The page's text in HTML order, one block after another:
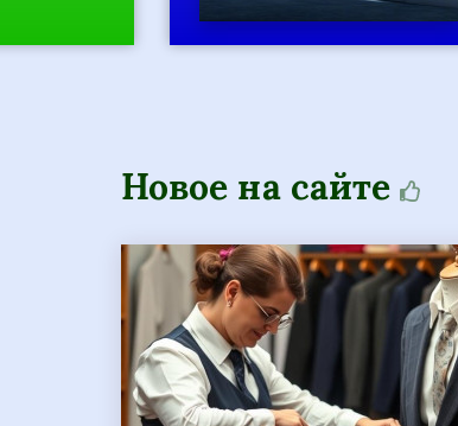
Новое на сайте